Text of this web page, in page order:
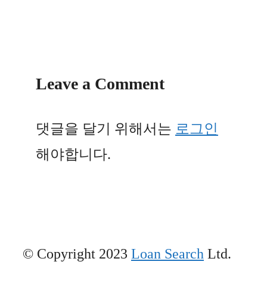
Leave a Comment
댓글을 달기 위해서는 로그인
해야합니다.
© Copyright 2023 Loan Search Ltd.